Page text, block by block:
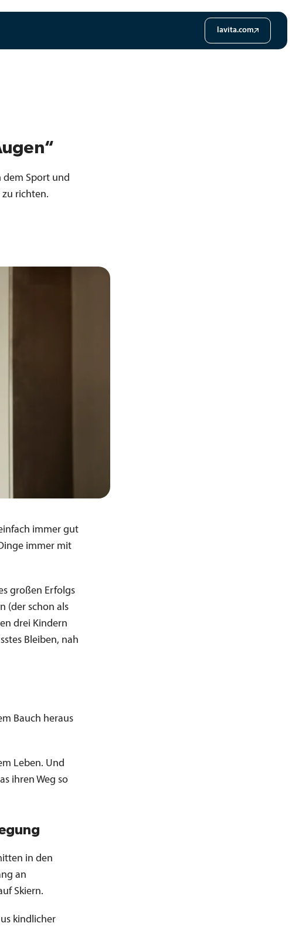
lavita.com
dem Sport und
zu richten.
immer gut
immer mit
großen Erfolgs
(der schon als
drei Kindern
Bleiben, nah
Bauch heraus
Leben. Und
ihren Weg so
in den
an
Skiern.
kindlicher